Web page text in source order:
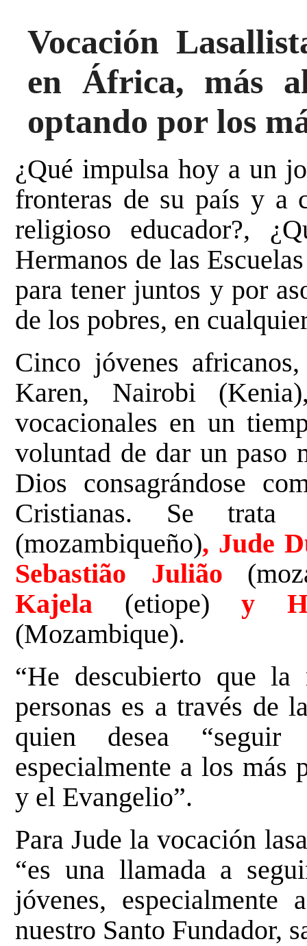
Vocación
en África, más
optando por los
¿Qué impulsa hoy a un
fronteras de su país y a
religioso educador?,
Hermanos de las
para tener juntos y por
de los pobres, en
Cinco jóvenes
Karen, Nairobi
vocacionales en un
voluntad de dar un paso
Dios consagrándose
Cristianas. Se
(mozambiqueño), Jude
Sebastião Julião
Kajela (etiope)y
(Mozambique).
“He descubierto que
personas es a través de
quien desea
especialmente a los más
y el Evangelio”.
Para Jude la vocación
“es una llamada a
jóvenes, especialmente
nuestro Santo Fundador,